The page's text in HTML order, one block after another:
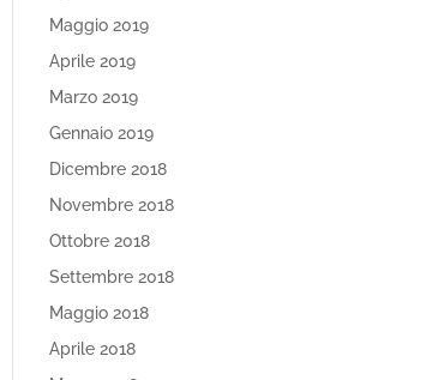
Maggio 2019
Aprile 2019
Marzo 2019
Gennaio 2019
Dicembre 2018
Novembre 2018
Ottobre 2018
Settembre 2018
Maggio 2018
Aprile 2018